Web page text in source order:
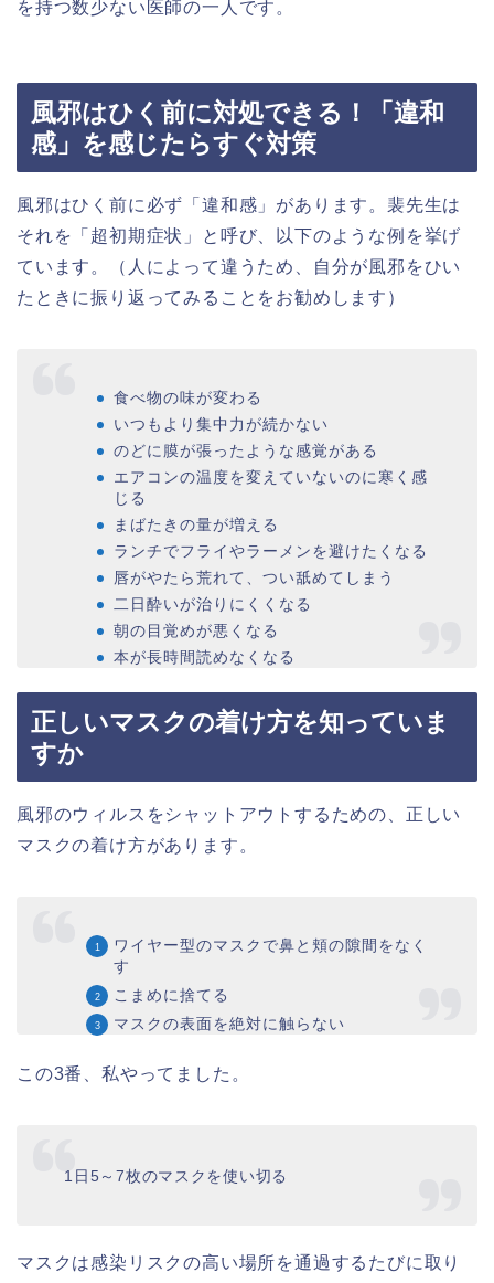
を持つ数少ない医師の一人です。
風邪はひく前に対処できる！「違和
感」を感じたらすぐ対策
風邪はひく前に必ず「違和感」があります。裴先生は
それを「超初期症状」と呼び、以下のような例を挙げ
ています。（人によって違うため、自分が風邪をひい
たときに振り返ってみることをお勧めします）
食べ物の味が変わる
いつもより集中力が続かない
のどに膜が張ったような感覚がある
エアコンの温度を変えていないのに寒く感
じる
まばたきの量が増える
ランチでフライやラーメンを避けたくなる
唇がやたら荒れて、つい舐めてしまう
二日酔いが治りにくくなる
朝の目覚めが悪くなる
本が長時間読めなくなる
正しいマスクの着け方を知っていま
すか
風邪のウィルスをシャットアウトするための、正しい
マスクの着け方があります。
ワイヤー型のマスクで鼻と頬の隙間をなく
す
こまめに捨てる
マスクの表面を絶対に触らない
この3番、私やってました。
1日5～7枚のマスクを使い切る
マスクは感染リスクの高い場所を通過するたびに取り